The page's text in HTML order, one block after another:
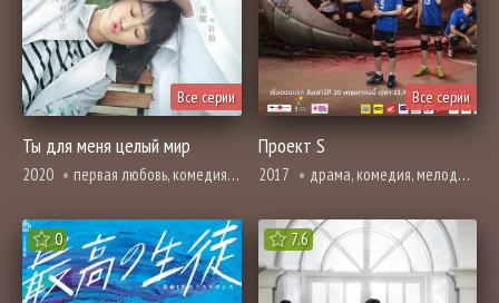
Все серии
Ты для меня целый мир
2020 первая любовь, комедия, мелодрама, повседневность, романтика, спорт, про школу и школьников
Все серии
Проект S
2017 драма, комедия, мелодрама, про молодость и любовь, броманс, спорт, про школу и школьников
0 7.6